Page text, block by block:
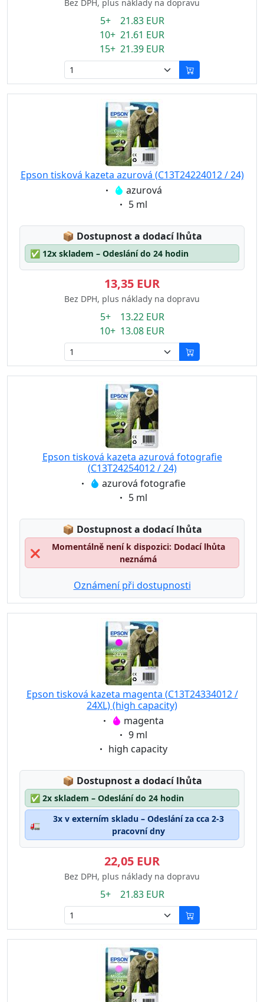
Bez DPH, plus náklady na dopravu
5+ 21.83 EUR
10+ 21.61 EUR
15+ 21.39 EUR
Epson tisková kazeta azurová (C13T24224012 / 24)
Eigenschaft:
azurová
Eigenschaft:
5 ml
📦 Lagerstatus:
Dostupnost a dodací lhůta
✅ 12x skladem – Odeslání do 24 hodin
13,35 EUR
Bez DPH, plus náklady na dopravu
5+ 13.22 EUR
10+ 13.08 EUR
Epson tisková kazeta azurová fotografie
(C13T24254012 / 24)
Eigenschaft:
azurová fotografie
Eigenschaft:
5 ml
📦 Lagerstatus:
Dostupnost a dodací lhůta
❌
Momentálně není k dispozici: Dodací lhůta
neznámá
Oznámení při dostupnosti
Epson tisková kazeta magenta (C13T24334012 /
24XL) (high capacity)
Eigenschaft:
magenta
Eigenschaft:
9 ml
Eigenschaft:
high capacity
📦 Lagerstatus:
Dostupnost a dodací lhůta
✅ 2x skladem – Odeslání do 24 hodin
🚛
3x v externím skladu – Odeslání za cca 2-3
pracovní dny
22,05 EUR
Bez DPH, plus náklady na dopravu
5+ 21.83 EUR